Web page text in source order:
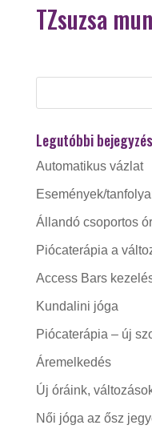
TZsuzsa
Legutóbbi
Automatikus vázlat
Események/
Állandó csoportos
Piócaterápia a
Access Bars
Kundalini jóga
Piócaterápia – új
Áremelkedés
Új óráink,
Női jóga az ősz